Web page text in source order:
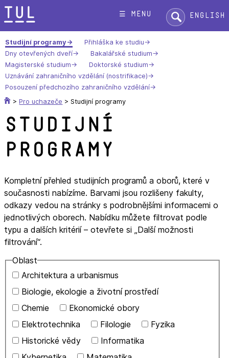
Přeskok
na
text
☰ menu Hledat:English
Studijní programy
Přihláška ke studiu
Dny otevřených dveří
Bakalářské studium
Magisterské studium
Doktorské studium
Uznávání zahraničního vzdělání (nostrifikace)
Posouzení předchozího zahraničního vzdělání
> Pro uchazeče >Studijní programy
Studijní
programy
Kompletní přehled studijních programů a oborů, které v
současnosti nabízíme. Barvami jsou rozlišeny fakulty,
odkazy vedou na stránky s podrobnějšími informacemi o
jednotlivých oborech. Nabídku můžete filtrovat podle
typu a dalších kritérií – otevřete si „Další možnosti
filtrování“.
Oblast
Architektura a urbanismus
Biologie, ekologie a životní prostředí
Chemie
Ekonomické obory
Elektrotechnika
Filologie
Fyzika
Historické vědy
Informatika